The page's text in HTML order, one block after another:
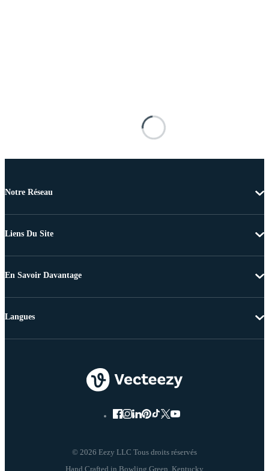
Notre Réseau
Liens Du Site
En Savoir Davantage
© 2026 Eezy LLC Tous droits réservés
Langues